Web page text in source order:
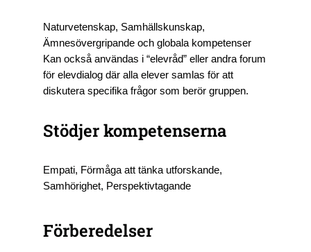
Naturvetenskap, Samhällskunskap,
Ämnesövergripande och globala kompetenser
Kan också användas i “elevråd” eller andra forum
för elevdialog där alla elever samlas för att
diskutera specifika frågor som berör gruppen.
Stödjer kompetenserna
Empati, Förmåga att tänka utforskande,
Samhörighet, Perspektivtagande
Förberedelser